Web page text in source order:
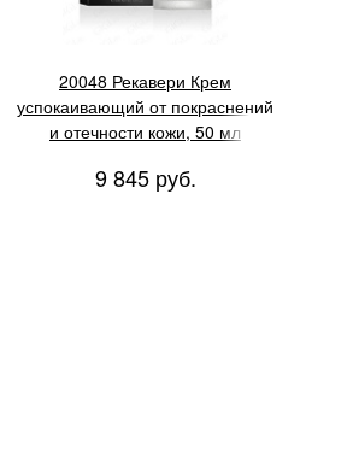
20048 Рекавери Крем
успокаивающий от покраснений
и отечности кожи, 50 мл
9 845 руб.